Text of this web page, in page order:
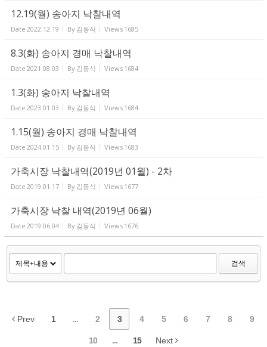
12.19(월) 송아지 낙찰내역
Date 2022.12.19 By 김동식 Views 1685
8.3(화) 송아지 경매 낙찰내역
Date 2021.08.03 By 김동식 Views 1684
1.3(화) 송아지 낙찰내역
Date 2023.01.03 By 김동식 Views 1684
1.15(월) 송아지 경매 낙찰내역
Date 2024.01.15 By 김동식 Views 1683
가축시장 낙찰내역(2019년 01월) - 2차
Date 2019.01.17 By 김동식 Views 1677
가축시장 낙찰 내역(2019년 06월)
Date 2019.06.04 By 김동식 Views 1676
검색
Prev 1 ... 2 3 4 5 6 7 8 9
10 ... 15 Next